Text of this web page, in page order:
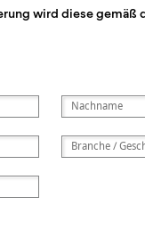
wird diese